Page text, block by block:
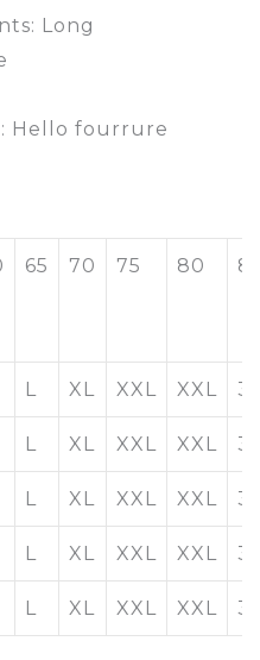
Long
Hello fourrure
65 70 75 80
L XL XXL XXL
L XL XXL XXL
L XL XXL XXL
L XL XXL XXL
L XL XXL XXL